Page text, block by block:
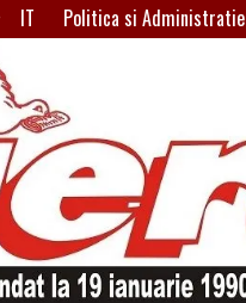
IT Politica si Administratie